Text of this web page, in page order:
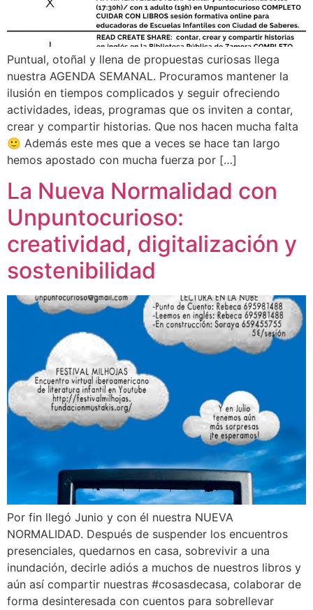
Puntual, otoñal y llena de propuestas curiosas llega
nuestra AGENDA SEMANAL. Procuramos mantener la
ilusión en tiempos complicados y seguir ofreciendo
actividades, ideas, programas que os inviten a contar,
crear y compartir historias. Que nos hacen mucha falta
🙂 Además este mes que a veces se hace tan largo
hemos apostado con mucha fuerza por […]
La Nueva Normalidad con
Unpuntocurioso:
creatividad, digitalización y
sostenibilidad
Por fin llegó Junio y con él nuestra NUEVA
NORMALIDAD. Después de suspender los encuentros
presenciales, quedarnos en casa, sobrevivir a una
inundación, decirle adiós a muchos de nuestros libros y
aún así compartir nuestras #cosasdecasa, colaborar de
forma desinteresada con cuentos para sobrellevar